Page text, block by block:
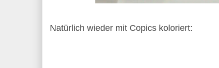
Natürlich wieder mit Copics koloriert: